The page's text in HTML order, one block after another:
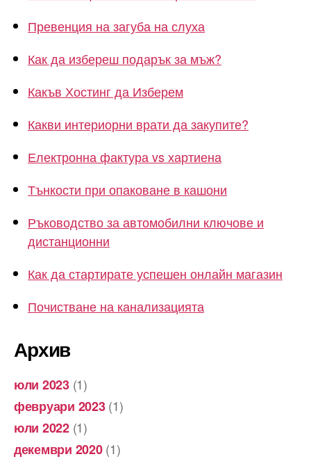
Превенция на загуба на слуха
Как да избереш подарък за мъж?
Какъв Хостинг да Изберем
Какви интериорни врати да закупите?
Електронна фактура vs хартиена
Тънкости при опаковане в кашони
Ръководство за автомобилни ключове и
дистанционни
Как да стартирате успешен онлайн магазин
Почистване на канализацията
Архив
юли 2023(1)
февруари 2023(1)
юли 2022(1)
декември 2020(1)